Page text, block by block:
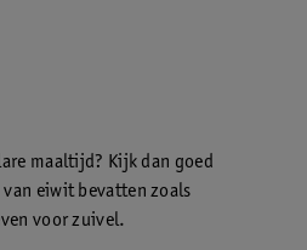
maaltijd? Kijk dan goed
eiwit bevatten zoals
voor zuivel.